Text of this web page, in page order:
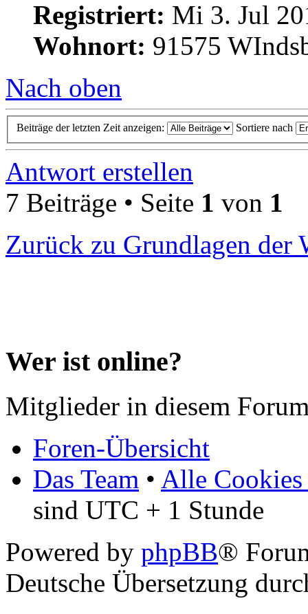
Registriert: Mi 3. Jul
Wohnort: 91575
Nach oben
Beiträge der letzten Zeit anzeigen: Sortiere nach
Antwort erstellen
7 Beiträge • Seite 1 von 1
Zurück zu Grundlagen der
Wer ist online?
Mitglieder in diesem
Foren-Übersicht
Das Team • Alle Cookies
sind UTC + 1 Stunde
Powered by phpBB®
Deutsche Übersetzung